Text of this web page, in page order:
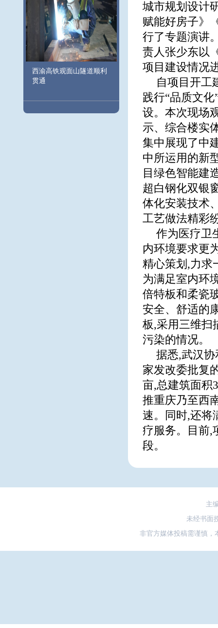
西渝高铁观面山隧道顺利
贯通
城市规划设计
赋能好房子》
行了专题演讲
责人张少东以
项目建设情况
自项目开工
践行“品质文
设。本次现场
示、综合楼实
集中展现了中
中所运用的新
目绿色智能建
超白钢化双银
体化安装技术
工艺做法精彩
作为医疗卫
内环境要求更
精心策划,力求
为满足室内环
倍特板和柔瓷
安全、舒适的
板,采用三维扫
污染的情况。
据悉,武汉
家发改委批复
亩,总建筑面积
推重庆乃至西
速。同时,还将
疗服务。目前,
段。
主
未经书面
非官方媒体投稿需谨慎，